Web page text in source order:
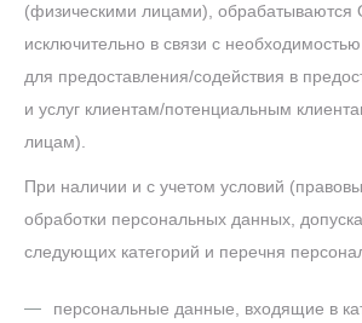
(физическими лицами), обрабатываются
исключительно в связи с
для предоставления/содействия в
и услуг клиентам/потенциальным
лицам).
При наличии и с учетом условий
обработки персональных данных,
следующих категорий и перечня
персональные данные, входящие в